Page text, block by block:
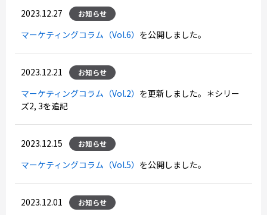
2023.12.27 お知らせ
マーケティングコラム（Vol.6） を公開しました。
2023.12.21 お知らせ
マーケティングコラム（Vol.2） を更新しました。＊シリー
ズ2, 3を追記
2023.12.15 お知らせ
マーケティングコラム（Vol.5） を公開しました。
2023.12.01 お知らせ